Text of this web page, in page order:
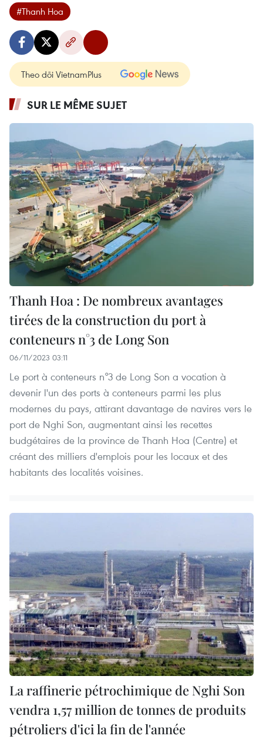
#Thanh Hoa
Theo dõi VietnamPlus
SUR LE MÊME SUJET
Thanh Hoa : De nombreux avantages
tirées de la construction du port à
conteneurs n°3 de Long Son
06/11/2023 03:11
Le port à conteneurs n°3 de Long Son a vocation à
devenir l'un des ports à conteneurs parmi les plus
modernes du pays, attirant davantage de navires vers le
port de Nghi Son, augmentant ainsi les recettes
budgétaires de la province de Thanh Hoa (Centre) et
créant des milliers d'emplois pour les locaux et des
habitants des localités voisines.
La raffinerie pétrochimique de Nghi Son
vendra 1,57 million de tonnes de produits
pétroliers d'ici la fin de l'année